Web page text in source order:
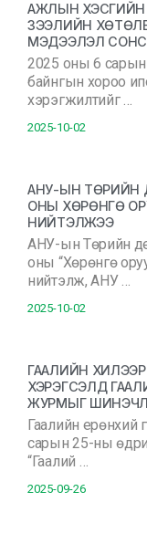
АЖЛЫН ХЭСГИЙН
ЗЭЭЛИЙН
МЭДЭЭЛЭЛ
2025 оны 6
байнгын хороо
хэрэгжилтийг …
2025-10-02
АНУ-ЫН ТӨРИЙН
ОНЫ ХӨРӨНГӨ
НИЙТЭЛЖЭЭ
АНУ-ын Төрийн
оны “Хөрөнгө
нийтэлж, АНУ …
2025-10-02
ГААЛИЙН ХИЛЭЭР
ХЭРЭГСЭЛД
ЖУРМЫГ
Гаалийн ерөнхий
сарын 25-ны
“Гаалий …
2025-09-26